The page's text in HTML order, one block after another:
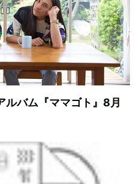
バム『ママゴト』8月